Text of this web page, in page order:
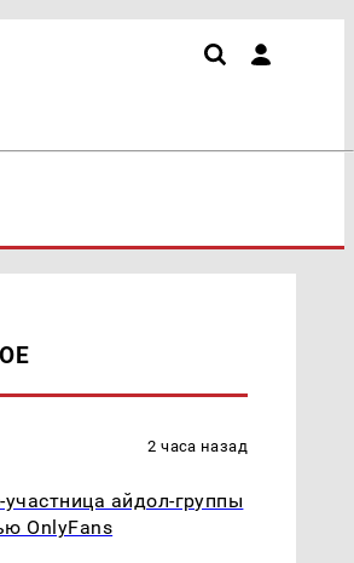
2 часа назад
айдол-группы
OnlyFans